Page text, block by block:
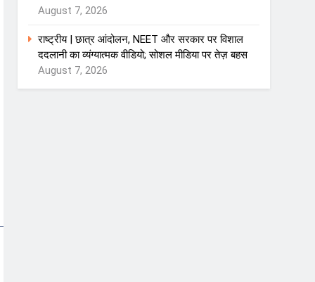
August 7, 2026
राष्ट्रीय | छात्र आंदोलन, NEET और सरकार पर विशाल
ददलानी का व्यंग्यात्मक वीडियो; सोशल मीडिया पर तेज़ बहस
August 7, 2026